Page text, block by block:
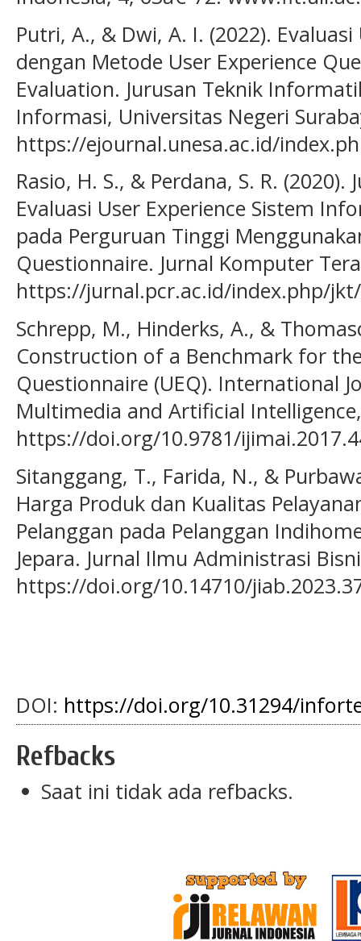
Putri, A., & Dwi, A. I. (2022).
dengan Metode User Experience
Evaluation. Jurusan Teknik
Informasi, Universitas Negeri
https://ejournal.unesa.ac.id/
Rasio, H. S., & Perdana, S. R.
Evaluasi User Experience Sistem
pada Perguruan Tinggi
Questionnaire. Jurnal Komputer
https://jurnal.pcr.ac.id/index.php/jkt/
Schrepp, M., Hinderks, A., &
Construction of a Benchmark for
Questionnaire (UEQ). International
Multimedia and Artificial
https://doi.org/10.9781/
Sitanggang, T., Farida, N., &
Harga Produk dan Kualitas
Pelanggan pada Pelanggan
Jepara. Jurnal Ilmu Administrasi
https://doi.org/10.14710/
DOI: https://doi.org/10.31294/
Refbacks
Saat ini tidak ada refbacks.